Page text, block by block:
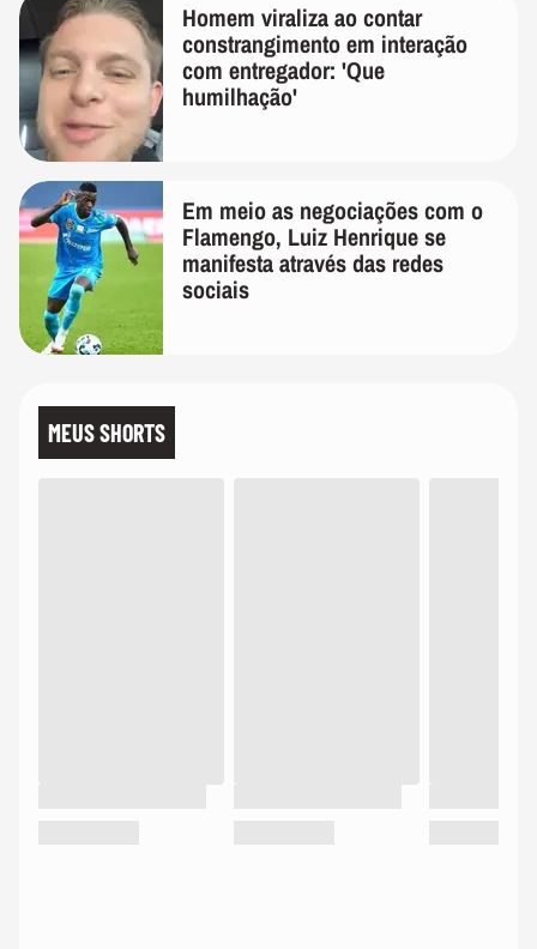
Homem viraliza ao contar
constrangimento em interação
com entregador: 'Que
humilhação'
Em meio as negociações com o
Flamengo, Luiz Henrique se
manifesta através das redes
sociais
MEUS SHORTS